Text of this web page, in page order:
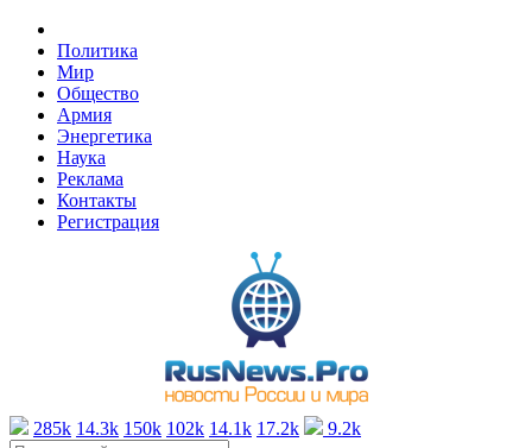
Политика
Мир
Общество
Армия
Энергетика
Наука
Реклама
Контакты
Регистрация
285k 14.3k 150k 102k 14.1k 17.2k 9.2k